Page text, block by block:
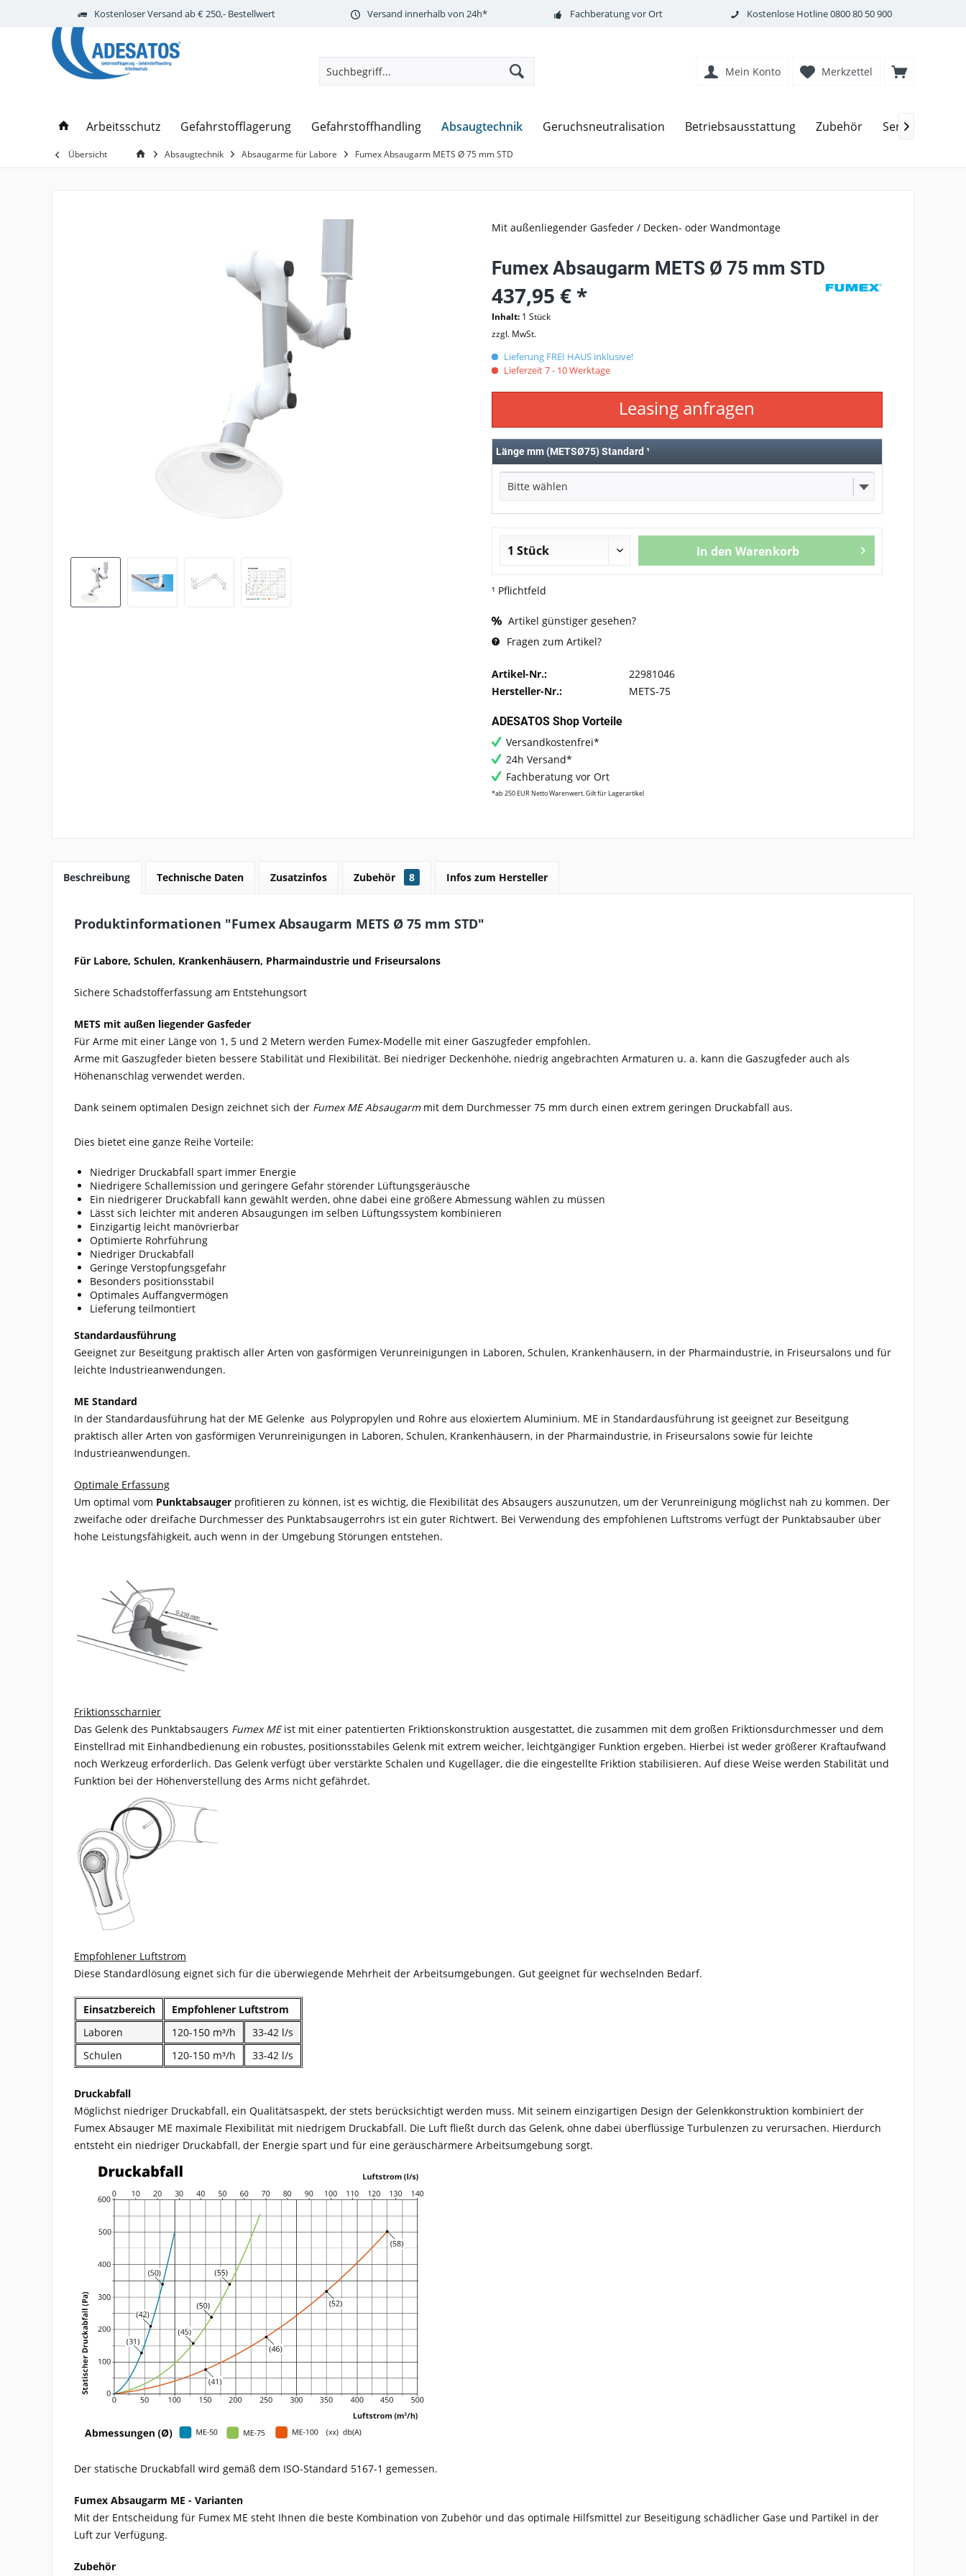
Kostenloser Versand ab € 250,- Bestellwert Versand innerhalb von 24h* Fachberatung vor Ort Kostenlose Hotline0800 80 50 900
Merkzettel
Mein Konto
Arbeitsschutz Gefahrstofflagerung Gefahrstoffhandling Absaugtechnik Geruchsneutralisation Betriebsausstattung Zubehör Service

Übersicht Absaugtechnik Absaugarme für Labore Fumex Absaugarm METS Ø 75 mm STD
Mit außenliegender Gasfeder / Decken- oder Wandmontage
Fumex Absaugarm METS Ø 75 mm STD
437,95 € *
Inhalt: 1 Stück
zzgl. MwSt.
Lieferung FREI HAUS inklusive!
Lieferzeit 7 - 10 Werktage
Leasing anfragen
Länge mm (METSØ75) Standard ¹
Bitte wählen
In den Warenkorb
¹ Pflichtfeld
Artikel günstiger gesehen?
Fragen zum Artikel?
Artikel-Nr.:
22981046
Hersteller-Nr.:
METS-75
ADESATOS Shop Vorteile
Versandkostenfrei*
24h Versand*
Fachberatung vor Ort
*ab 250 EUR Netto Warenwert. Gilt für Lagerartikel
Beschreibung Technische Daten Zusatzinfos Zubehör 8 Infos zum Hersteller
Produktinformationen "Fumex Absaugarm METS Ø 75 mm STD"
Für Labore, Schulen, Krankenhäusern, Pharmaindustrie und Friseursalons
Sichere Schadstofferfassung am Entstehungsort
METS mit außen liegender Gasfeder
Für Arme mit einer Länge von 1, 5 und 2 Metern werden Fumex-Modelle mit einer Gaszugfeder empfohlen.
Arme mit Gaszugfeder bieten bessere Stabilität und Flexibilität. Bei niedriger Deckenhöhe, niedrig angebrachten Armaturen u. a. kann die Gaszugfeder auch als
Höhenanschlag verwendet werden.
Dank seinem optimalen Design zeichnet sich der Fumex ME Absaugarmmit dem Durchmesser 75 mm durch einen extrem geringen Druckabfall aus.
Dies bietet eine ganze Reihe Vorteile:
Niedriger Druckabfall spart immer Energie
Niedrigere Schallemission und geringere Gefahr störender Lüftungsgeräusche
Ein niedrigerer Druckabfall kann gewählt werden, ohne dabei eine größere Abmessung wählen zu müssen
Lässt sich leichter mit anderen Absaugungen im selben Lüftungssystem kombinieren
Einzigartig leicht manövrierbar
Optimierte Rohrführung
Niedriger Druckabfall
Geringe Verstopfungsgefahr
Besonders positionsstabil
Optimales Auffangvermögen
Lieferung teilmontiert
Standardausführung
Geeignet zur Beseitgung praktisch aller Arten von gasförmigen Verunreinigungen in Laboren, Schulen, Krankenhäusern, in der Pharmaindustrie, in Friseursalons und für
leichte Industrieanwendungen.
ME Standard
In der Standardausführung hat der ME Gelenke aus Polypropylen und Rohre aus eloxiertem Aluminium. ME in Standardausführung ist geeignet zur Beseitgung
praktisch aller Arten von gasförmigen Verunreinigungen in Laboren, Schulen, Krankenhäusern, in der Pharmaindustrie, in Friseursalons sowie für leichte
Industrieanwendungen.
Optimale Erfassung
Um optimal vom Punktabsauger profitieren zu können, ist es wichtig, die Flexibilität des Absaugers auszunutzen, um der Verunreinigung möglichst nah zu kommen. Der
zweifache oder dreifache Durchmesser des Punktabsaugerrohrs ist ein guter Richtwert. Bei Verwendung des empfohlenen Luftstroms verfügt der Punktabsauber über
hohe Leistungsfähigkeit, auch wenn in der Umgebung Störungen entstehen.
Friktionsscharnier
Das Gelenk des Punktabsaugers Fumex MEist mit einer patentierten Friktionskonstruktion ausgestattet, die zusammen mit dem großen Friktionsdurchmesser und dem
Einstellrad mit Einhandbedienung ein robustes, positionsstabiles Gelenk mit extrem weicher, leichtgängiger Funktion ergeben. Hierbei ist weder größerer Kraftaufwand
noch Werkzeug erforderlich. Das Gelenk verfügt über verstärkte Schalen und Kugellager, die die eingestellte Friktion stabilisieren. Auf diese Weise werden Stabilität und
Funktion bei der Höhenverstellung des Arms nicht gefährdet.
Empfohlener Luftstrom
Diese Standardlösung eignet sich für die überwiegende Mehrheit der Arbeitsumgebungen. Gut geeignet für wechselnden Bedarf.
Einsatzbereich
Empfohlener Luftstrom
Laboren
120-150 m³/h
33-42 l/s
Schulen
120-150 m³/h 33-42 l/s
Druckabfall
Möglichst niedriger Druckabfall, ein Qualitätsaspekt, der stets berücksichtigt werden muss. Mit seinem einzigartigen Design der Gelenkkonstruktion kombiniert der
Fumex Absauger ME maximale Flexibilität mit niedrigem Druckabfall. Die Luft fließt durch das Gelenk, ohne dabei überflüssige Turbulenzen zu verursachen. Hierdurch
entsteht ein niedriger Druckabfall, der Energie spart und für eine geräuschärmere Arbeitsumgebung sorgt.
Der statische Druckabfall wird gemäß dem ISO-Standard 5167-1 gemessen.
Fumex Absaugarm ME - Varianten
Mit der Entscheidung für Fumex ME steht Ihnen die beste Kombination von Zubehör und das optimale Hilfsmittel zur Beseitigung schädlicher Gase und Partikel in der
Luft zur Verfügung.
Zubehör